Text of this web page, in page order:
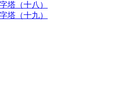
塔（十八）
塔（十九）